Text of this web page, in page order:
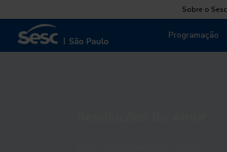
Sobre o Sesc
Programação